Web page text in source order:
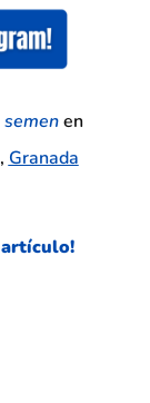
semenen
, Granada
artículo!